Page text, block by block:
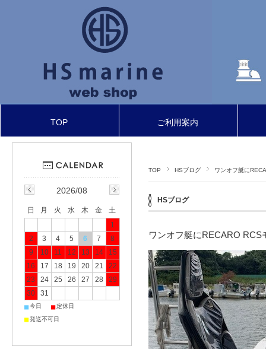
TOP ご利用案内
TOP HSブログ ワンオフ艇に
HSブログ
ワンオフ艇にRECARO RCS
2026/08
日 月 火 水 木 金
土
1
2
3 4 5 6 7
8
9
10 11 12 13 14
15
16
17 18 19 20 21
22
23
24 25 26 27 28
29
30
31
■今日 ■定休日
■発送不可日